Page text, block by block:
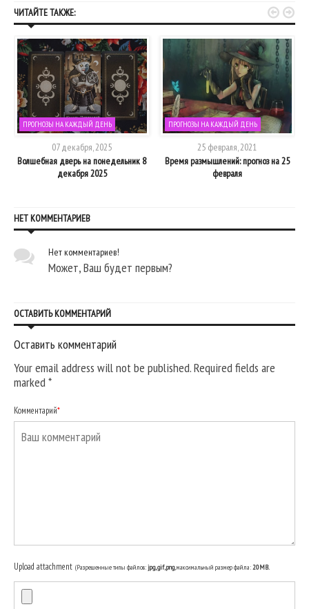
ЧИТАЙТЕ ТАКЖЕ:
ПРОГНОЗЫ НА КАЖДЫЙ ДЕНЬ
07 декабря, 2025
Волшебная дверь на понедельник 8
декабря 2025
ПРОГНОЗЫ НА КАЖДЫЙ ДЕНЬ
25 февраля, 2021
Время размышлений: прогноз на 25
февраля
 
НЕТ КОММЕНТАРИЕВ
Нет комментариев!
Может, Ваш будет первым?
ОСТАВИТЬ КОММЕНТАРИЙ
Оставить комментарий
Your email address will not be published. Required fields are
marked*
Комментарий*
Upload attachment (Разрешенные типы файлов:jpg, gif, png, максимальный размер файла:20MB.